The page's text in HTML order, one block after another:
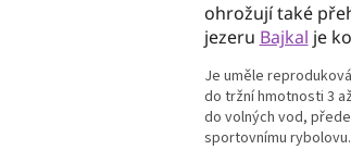
ohrožují také
jezeru Bajkal je
Je uměle
do tržní hmotnosti 3
do volných vod,
sportovnímu